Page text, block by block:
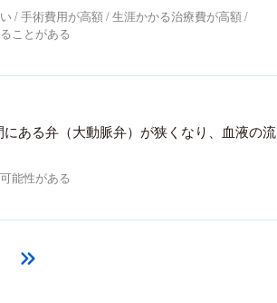
手術費用が高額 生涯かかる治療費が高額
ことがある
ある弁（大動脈弁）が狭くなり、血液の流
能性がある